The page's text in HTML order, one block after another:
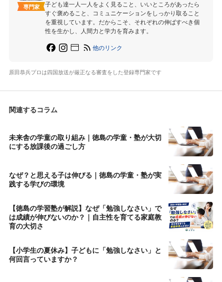
専門家
子ども達一人一人をよく見ること、いいところがあったら
すぐ褒めること、コミュニケーションをしっかり取ること
を重視しています。だからこそ、それぞれの伸ばすべき個
性を生かし、人間力と学力を育みます。
他のリンク
原田恭兵プロは四国放送が厳正なる審査をした登録専門家です
関連するコラム
未来舎の学童の取り組み｜徳島の学童・塾が大切
にする放課後の過ごし方
なぜ？と思える子は伸びる｜徳島の学童・塾が実
践する学びの環境
【徳島の学習塾が解説】なぜ「勉強しなさい」で
は成績が伸びないのか？｜自主性を育てる家庭教
育の大切さ
【小学生の夏休み】子どもに「勉強しなさい」と
何回言っていますか？